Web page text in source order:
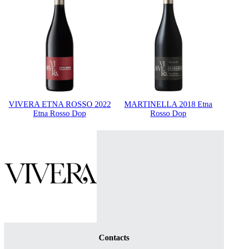
VIVERA ETNA ROSSO 2022
Etna Rosso Dop
MARTINELLA 2018 Etna
Rosso Dop
Contacts